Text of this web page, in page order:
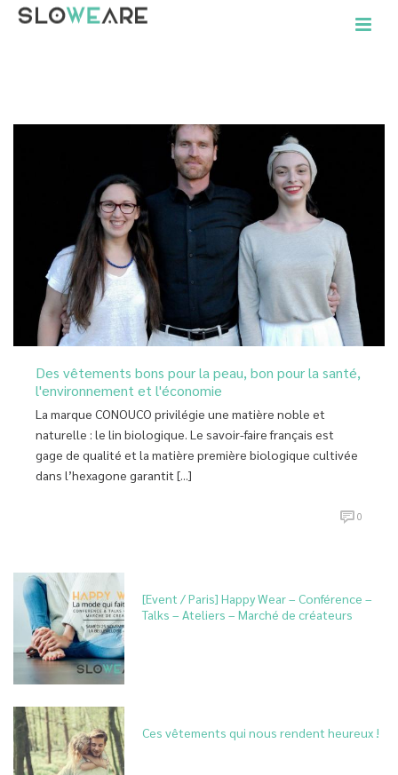
Des vêtements bons pour la peau, bon pour la santé,
l'environnement et l'économie
La marque CONOUCO privilégie une matière noble et
naturelle : le lin biologique. Le savoir-faire français est
gage de qualité et la matière première biologique cultivée
dans l’hexagone garantit [...]
0
[Event / Paris] Happy Wear – Conférence –
Talks – Ateliers – Marché de créateurs
Ces vêtements qui nous rendent heureux !